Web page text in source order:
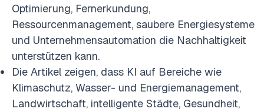
Optimierung, Fernerkundung,
Ressourcenmanagement, saubere Energiesysteme
und Unternehmensautomation die Nachhaltigkeit
unterstützen kann.
Die Artikel zeigen, dass KI auf Bereiche wie
Klimaschutz, Wasser- und Energiemanagement,
Landwirtschaft, intelligente Städte, Gesundheit,